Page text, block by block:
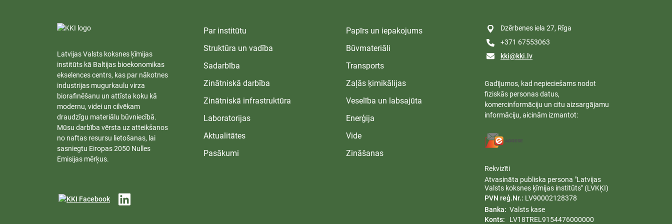
prezentēja Latvijas Zinātnes padomes finansētā
rezultātus, iepazīstinot...
ar AS Latvijas Finieris un SIA Labrains. Projekta
mērķis ir izstrādāt jaunas kosmētikas...
ilgtspējīgus risinājumus, kas ļautu šos resursus
efektīvāk izmantot un...
Latvijas Valsts koksnes ķīmijas
institūts kā Baltijas bioekonomikas
ekselences centrs, kas par nākotnes
industrijas mugurkaulu virza
biorafinēšanu un attīsta koku kā
modernu, videi un cilvēkam
draudzīgu materiālu būvniecībā.
Mūsu darbība vērsta uz atteikšanos
no naftas resursu lietošanas, lai
sasniegtu Eiropas 2050 Nulles
Emisijas mērķus.
Par institūtu
Struktūra un vadība
Sadarbība
Zinātniskā darbība
Zinātniskā infrastruktūra
Laboratorijas
Aktualitātes
Pasākumi
Papīrs un iepakojums
Būvmateriāli
Transports
Zaļās ķimikālijas
Veselība un labsajūta
Enerģija
Vide
Zināšanas
Dzērbenes iela 27, Rīga
+371 67553063
kki@kki.lv
Gadījumos, kad nepieciešams nodot
fiziskās personas datus,
komercinformāciju un citu aizsargājamu
informāciju, aicinām izmantot:
Rekvizīti
Atvasināta publiska persona "Latvijas
Valsts koksnes ķīmijas institūts" (LVKĶI)
PVN reģ.Nr.: LV90002128378
Banka: Valsts kase
Konts:
LV18TREL9154476000000